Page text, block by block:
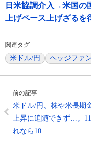
日米協調介入→米国の
上げペース上げざる
関連タグ
米ドル/円 ヘッジファ
前の記事
米ドル/円、株や米長期
上昇に追随できず…。
れなら10…